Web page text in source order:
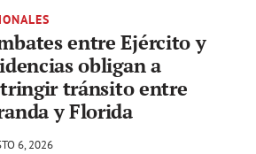
entre Ejército y
obligan a
tránsito entre
y Florida
6, 2026